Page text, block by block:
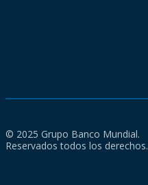
© 2025 Grupo Banco Mundial.
Reservados todos los derechos.